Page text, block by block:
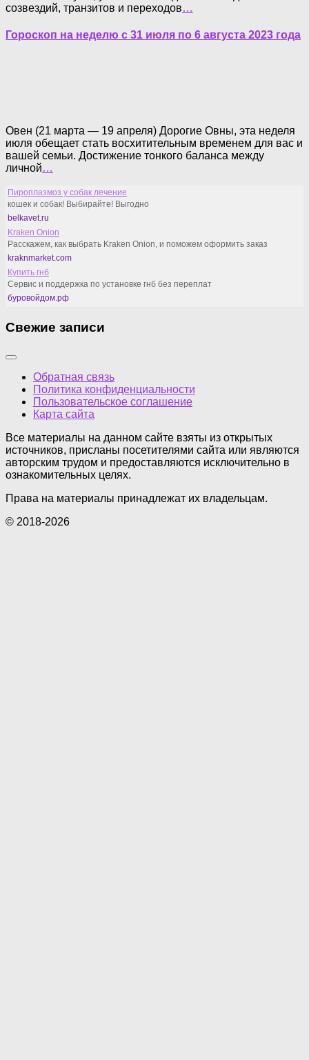
созвездий, транзитов и переходов…
Гороскоп на неделю с 31 июля по 6 августа 2023 года
Овен (21 марта — 19 апреля) Дорогие Овны, эта неделя
июля обещает стать восхитительным временем для вас и
вашей семьи. Достижение тонкого баланса между
личной…
Пироплазмоз у собак лечение
кошек и собак! Выбирайте! Выгодно
belkavet.ru
Kraken Onion
Расскажем, как выбрать Kraken Onion, и поможем оформить заказ
kraknmarket.com
Купить гнб
Сервис и поддержка по установке гнб без переплат
буровойдом.рф
Свежие записи
Обратная связь
Политика конфиденциальности
Пользовательское соглашение
Карта сайта
Все материалы на данном сайте взяты из открытых
источников, присланы посетителями сайта или являются
авторским трудом и предоставляются исключительно в
ознакомительных целях.
Права на материалы принадлежат их владельцам.
© 2018-2026